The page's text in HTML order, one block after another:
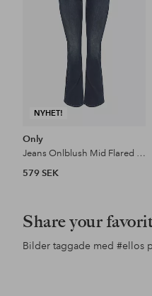
NYHET!
Only
Jeans Onlblush Mid Flared Dnm Rea409
579 SEK
Share your
Bilder taggade med #ellos